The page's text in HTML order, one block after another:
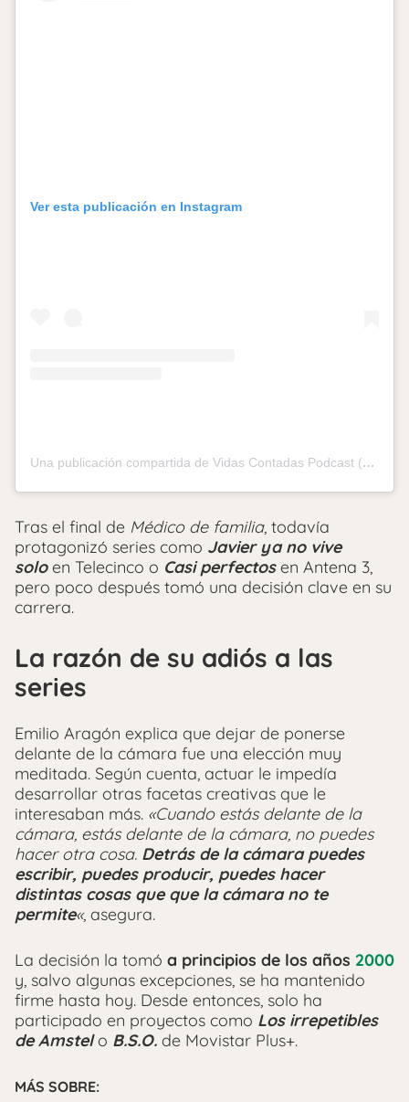
Ver esta publicación en Instagram
Una publicación compartida de Vidas Contadas Podcast (@vidascontadas.podcast)
Tras el final de Médico de familia, todavía
protagonizó series como Javier ya no vive
soloen Telecinco o Casi perfectosen Antena 3,
pero poco después tomó una decisión clave en su
carrera.
La razón de su adiós a las
series
Emilio Aragón explica que dejar de ponerse
delante de la cámara fue una elección muy
meditada. Según cuenta, actuar le impedía
desarrollar otras facetas creativas que le
interesaban más. «Cuando estás delante de la
cámara, estás delante de la cámara, no puedes
hacer otra cosa. Detrás de la cámara puedes
escribir, puedes producir, puedes hacer
distintas cosas que que la cámara no te
permite«, asegura.
La decisión la tomó a principios de los años 2000
y, salvo algunas excepciones, se ha mantenido
firme hasta hoy. Desde entonces, solo ha
participado en proyectos como Los irrepetibles
de Amstelo B.S.O. de Movistar Plus+.
MÁS SOBRE: